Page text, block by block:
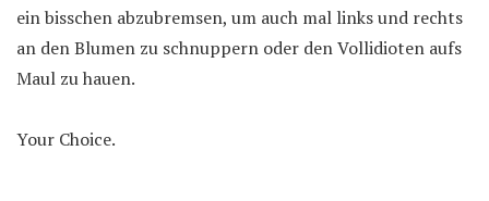
ein bisschen abzubremsen, um auch mal links und rechts
an den Blumen zu schnuppern oder den Vollidioten aufs
Maul zu hauen.
Your Choice.